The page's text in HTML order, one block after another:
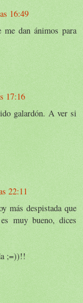
16:49
me dan ánimos para
17:16
galardón. A ver si
22:11
más despistada que
muy bueno, dices
;=))!!